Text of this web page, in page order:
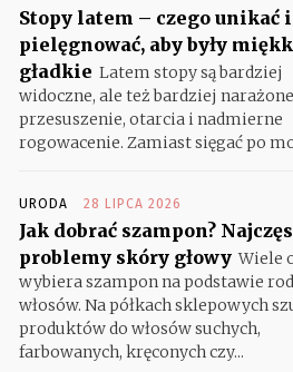
Stopy latem – czego unikać
pielęgnować, aby były
gładkie Latem stopy są bardziej
widoczne, ale też bardziej
przesuszenie, otarcia i nadmierne
rogowacenie. Zamiast sięgać po
URODA 28 LIPCA 2026
Jak dobrać szampon?
problemy skóry głowy Wiele
wybiera szampon na podstawie
włosów. Na półkach sklepowych
produktów do włosów suchych,
farbowanych, kręconych czy...